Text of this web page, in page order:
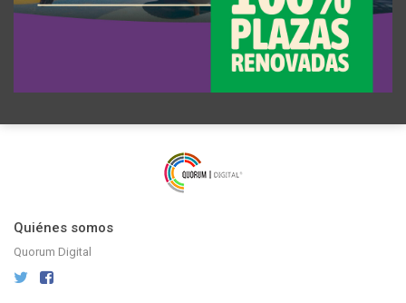
Quiénes somos
Quorum Digital